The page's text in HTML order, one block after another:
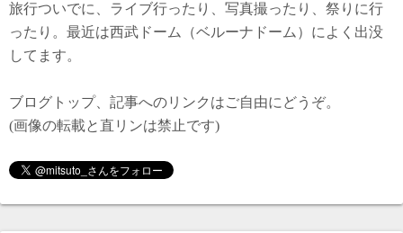
旅行ついでに、ライブ行ったり、写真撮ったり、祭りに行
ったり。最近は西武ドーム（ベルーナドーム）によく出没
してます。
ブログトップ、記事へのリンクはご自由にどうぞ。
(画像の転載と直リンは禁止です)